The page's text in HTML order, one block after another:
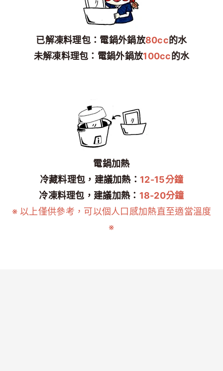
已解凍料理包：電鍋外鍋放80cc的水
未解凍料理包：電鍋外鍋放100cc的水
電鍋加熱
冷藏料理包，建議加熱： 12-15分鐘
冷凍料理包，建議加熱： 18-20分鐘
※ 以上僅供參考，可以個人口感加熱直至適當溫度
※